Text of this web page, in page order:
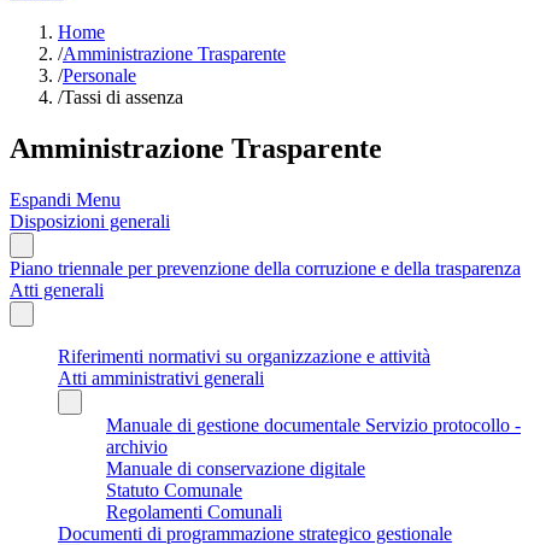
Home
/Amministrazione Trasparente
/Personale
/Tassi di assenza
Amministrazione Trasparente
Espandi Menu
Disposizioni generali
Piano triennale per prevenzione della corruzione e della trasparenza
Atti generali
Riferimenti normativi su organizzazione e attività
Atti amministrativi generali
Manuale di gestione documentale Servizio protocollo -
archivio
Manuale di conservazione digitale
Statuto Comunale
Regolamenti Comunali
Documenti di programmazione strategico gestionale